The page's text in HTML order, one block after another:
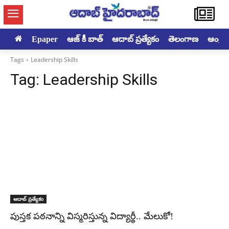
Epaper ఆజ్ కీ బాత్ ఆదాబ్ ప్రత్యేకం తెలంగాణ
Tags Leadership Skills
Tag: Leadership Skills
ఆదాబ్ ప్రత్యేకం
పుస్తక పఠనాన్ని విస్మరిస్తున్న విద్యార్థీ.. మేలుకో!